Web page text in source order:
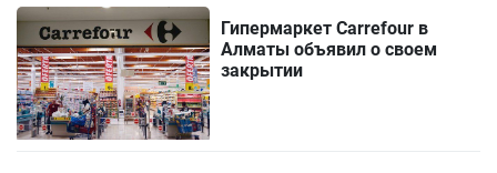
Гипермаркет Carrefour в
Алматы объявил о своем
закрытии